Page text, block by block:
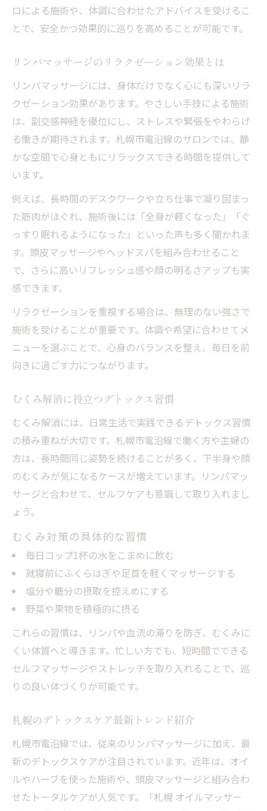
ロによる施術や、体調に合わせたアドバイスを受けるこ
とで、安全かつ効果的に巡りを高めることが可能です。
リンパマッサージのリラクゼーション効果とは
リンパマッサージには、身体だけでなく心にも深いリラ
クゼーション効果があります。やさしい手技による施術
は、副交感神経を優位にし、ストレスや緊張をやわらげ
る働きが期待されます。札幌市電沿線のサロンでは、静
かな空間で心身ともにリラックスできる時間を提供して
います。
例えば、長時間のデスクワークや立ち仕事で凝り固まっ
た筋肉がほぐれ、施術後には「全身が軽くなった」「ぐ
っすり眠れるようになった」といった声も多く聞かれま
す。頭皮マッサージやヘッドスパを組み合わせること
で、さらに高いリフレッシュ感や顔の明るさアップも実
感できます。
リラクゼーションを重視する場合は、無理のない強さで
施術を受けることが重要です。体調や希望に合わせてメ
ニューを選ぶことで、心身のバランスを整え、毎日を前
向きに過ごす力につながります。
むくみ解消に役立つデトックス習慣
むくみ解消には、日常生活で実践できるデトックス習慣
の積み重ねが大切です。札幌市電沿線で働く方や主婦の
方は、長時間同じ姿勢を続けることが多く、下半身や顔
のむくみが気になるケースが増えています。リンパマッ
サージと合わせて、セルフケアも意識して取り入れまし
ょう。
むくみ対策の具体的な習慣
毎日コップ1杯の水をこまめに飲む
就寝前にふくらはぎや足首を軽くマッサージする
塩分や糖分の摂取を控えめにする
野菜や果物を積極的に摂る
これらの習慣は、リンパや血流の滞りを防ぎ、むくみに
くい体質へと導きます。忙しい方でも、短時間でできる
セルフマッサージやストレッチを取り入れることで、巡
りの良い体づくりが可能です。
札幌のデトックスケア最新トレンド紹介
札幌市電沿線では、従来のリンパマッサージに加え、最
新のデトックスケアが注目されています。近年は、オイ
ルやハーブを使った施術や、頭皮マッサージと組み合わ
せたトータルケアが人気です。「札幌 オイルマッサー